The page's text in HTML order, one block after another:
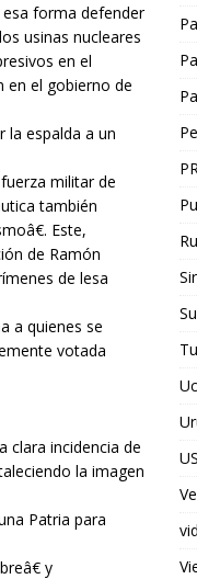
forma defender
usinas nucleares
en el
en el gobierno de
la espalda a un
militar de
también
Este,
de Ramón
de lesa
a quienes se
votada
clara incidencia de
la imagen
Patria para
y